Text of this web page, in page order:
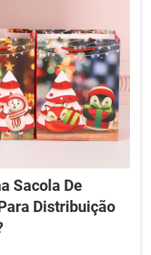
Sacola De
Distribuição